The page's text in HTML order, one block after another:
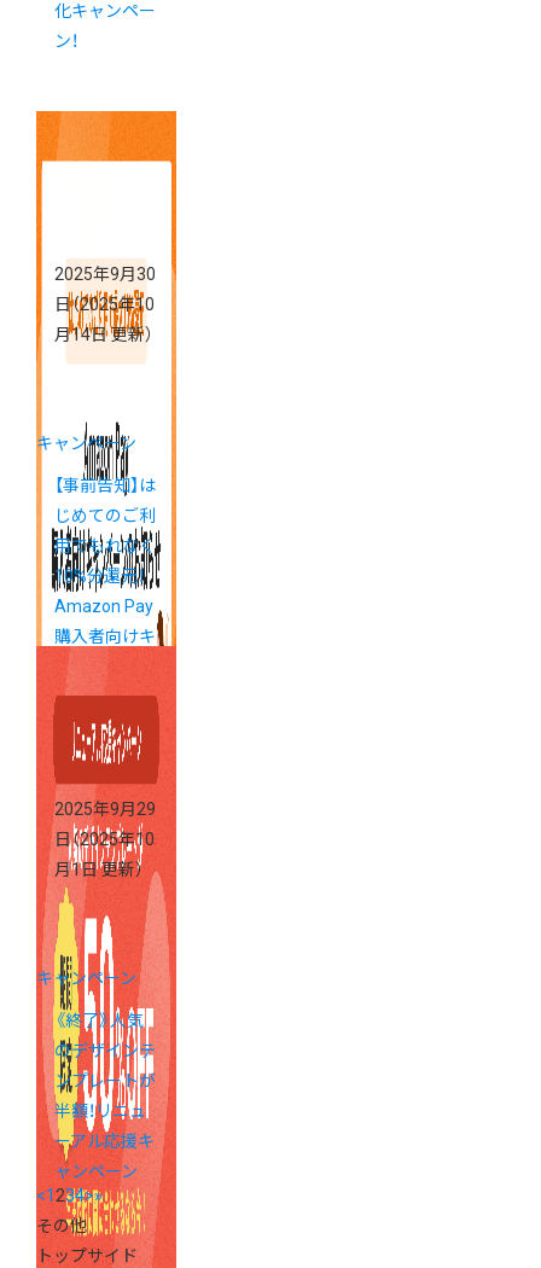
化キャンペー
ン！
2025年9月30
日（2025年10
月14日 更新）
キャンペーン
【事前告知】は
じめてのご利
用でもれなく
10%分還元！
Amazon Pay
購入者向けキ
ャンペーン
2025年9月29
日（2025年10
月1日 更新）
キャンペーン
《終了》人気
のデザインテ
ンプレートが
半額！リニュ
ーアル応援キ
ャンペーン
<1234>»
その他
トップサイド